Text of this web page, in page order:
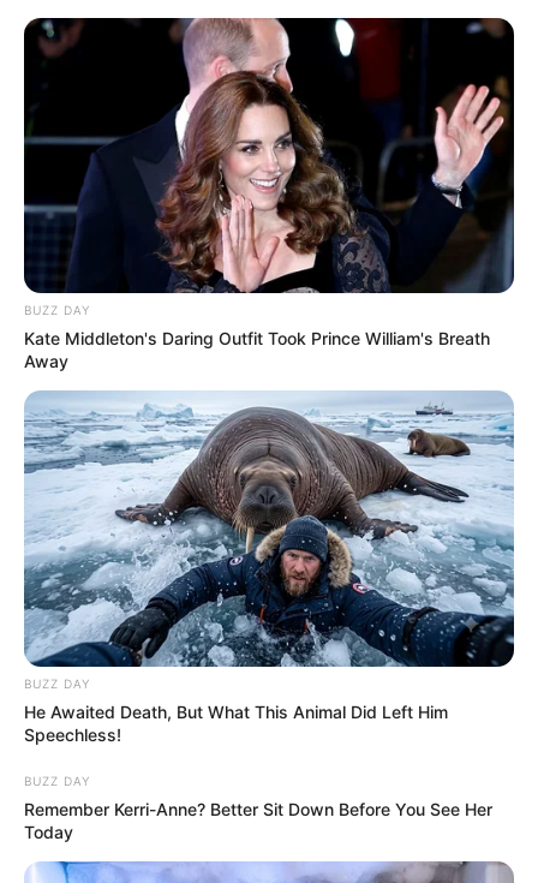
BUZZ DAY
Kate Middleton's Daring Outfit Took Prince William's Breath
Away
BUZZ DAY
He Awaited Death, But What This Animal Did Left Him
Speechless!
BUZZ DAY
Remember Kerri-Anne? Better Sit Down Before You See Her
Today